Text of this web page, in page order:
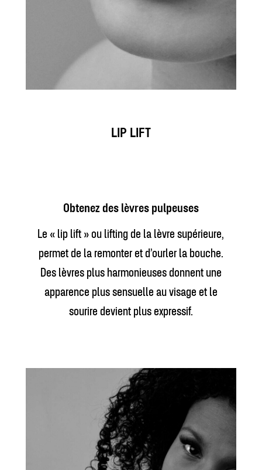
LIP LIFT
Obtenez des lèvres pulpeuses
Le « lip lift » ou lifting de la lèvre supérieure,
permet de la remonter et d’ourler la bouche.
Des lèvres plus harmonieuses donnent une
apparence plus sensuelle au visage et le
sourire devient plus expressif.